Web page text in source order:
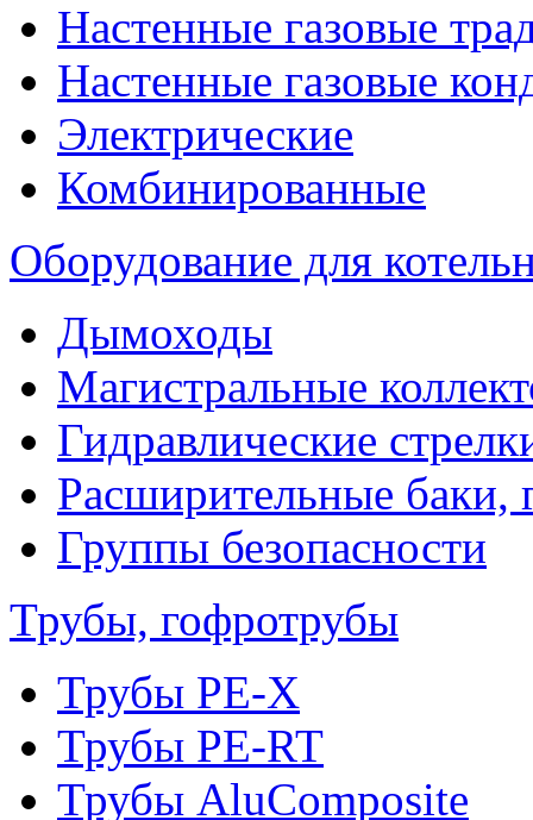
Настенные газовые
Настенные газовые
Электрические
Комбинированные
Оборудование для
Дымоходы
Магистральные
Гидравлические
Расширительные баки,
Группы безопасности
Трубы, гофротрубы
Трубы PE-X
Трубы PE-RT
Трубы AluComposite